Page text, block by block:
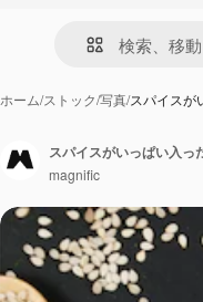
ホーム/ストック/写真/スパイスが
スパイスがいっぱい入っ
magnific